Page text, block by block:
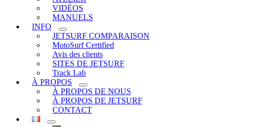
VIDÉOS
MANUELS
INFO
JETSURF COMPARAISON
MotoSurf Certified
Avis des clients
SITES DE JETSURF
Track Lab
À PROPOS
À PROPOS DE NOUS
À PROPOS DE JETSURF
CONTACT